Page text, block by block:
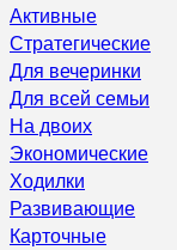
Активные
Стратегические
Для вечеринки
Для всей семьи
На двоих
Экономические
Ходилки
Развивающие
Карточные